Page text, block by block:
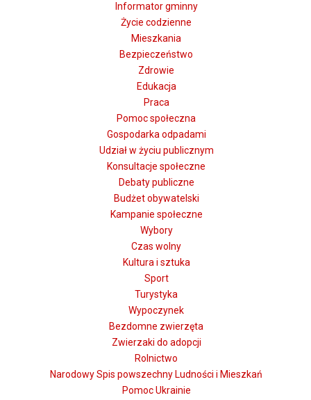
Informator gminny
Życie codzienne
Mieszkania
Bezpieczeństwo
Zdrowie
Edukacja
Praca
Pomoc społeczna
Gospodarka odpadami
Udział w życiu publicznym
Konsultacje społeczne
Debaty publiczne
Budżet obywatelski
Kampanie społeczne
Wybory
Czas wolny
Kultura i sztuka
Sport
Turystyka
Wypoczynek
Bezdomne zwierzęta
Zwierzaki do adopcji
Rolnictwo
Narodowy Spis powszechny Ludności i Mieszkań
Pomoc Ukrainie